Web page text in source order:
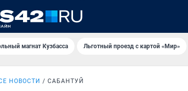
магнат Кузбасса Льготный проезд с картой «Мир»
НОВОСТИ САБАНТУЙ